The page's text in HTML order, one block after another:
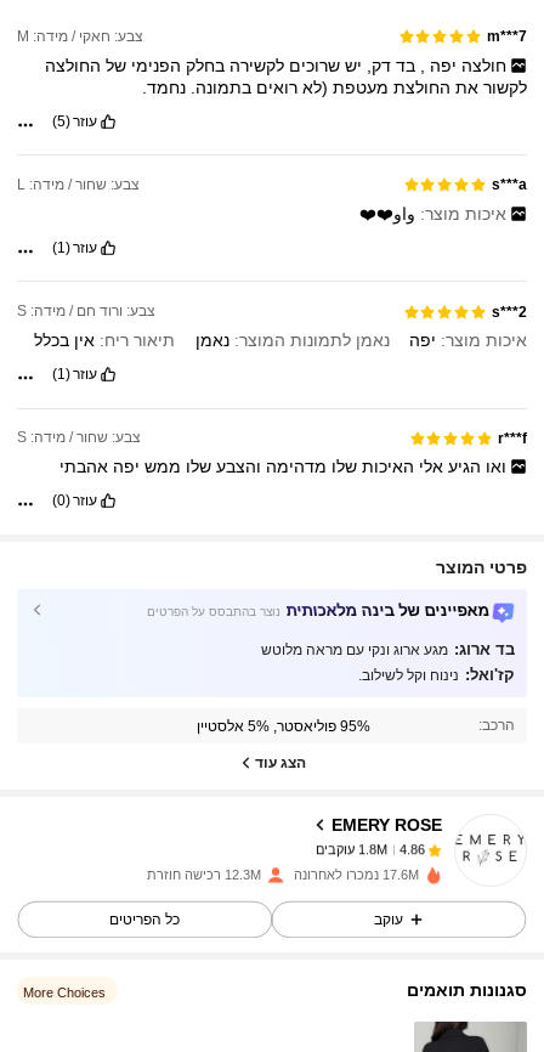
m***7 צבע: חאקי / מידה: M
חולצה יפה בד דק, יש שרוכים לקשירה בחלק הפנימי של החולצה
לקשוראת החולצת מעטפת (לארואיםבתמונה.נחמד.
עוזר(5)
s***a צבע: שחור / מידה: L
איכות מוצר: واو❤️❤️
עוזר(1)
s***2 צבע: ורוד חם / מידה: S
איכות מוצר: יפה נאמן לתמונות המוצר:נאמן תיאור ריח: אין בכלל
עוזר(1)
r***f צבע: שחור / מידה: S
ואו הגיע אלי האיכות שלו מדהימה והצבע שלו ממש יפה אהבתי
עוזר(0)
פרטי המוצר
מאפיינים של בינה מלאכותית נוצר בהתבסס על הפרטים
בד ארוג: מגע ארוג ונקי עם מראה מלוטש
קז'ואל: נינוח וקל לשילוב.
הרכב: 95% פוליאסטר, 5% אלסטיין
הצג עוד
EMERY ROSE
4.86 1.8M עוקבים
4.86
1.8M עוקבים
c***2
שילםלפני יום אחד
4.86
4.86
17.6M נמכרו לאחרונה 12.3M רכישה חוזרת
עוקב כל הפריטים
סגנונות תואמים More Choices